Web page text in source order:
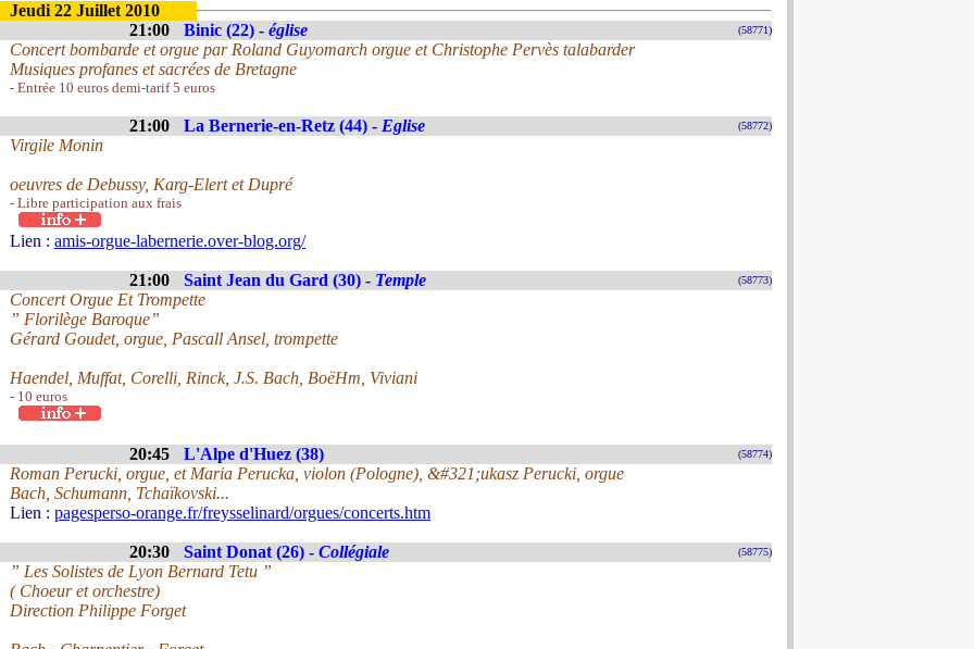
Jeudi 22 Juillet 2010
21:00
Binic (22) - église (58771)
Concert bombarde et orgue par Roland Guyomarch orgue et Christophe Pervès talabarder
Musiques profanes et sacrées de Bretagne
- Entrée 10 euros demi-tarif 5 euros
21:00 La Bernerie-en-Retz (44) - Eglise (58772)
Virgile Monin
oeuvres de Debussy, Karg-Elert et Dupré
- Libre participation aux frais
Lien : amis-orgue-labernerie.over-blog.org/
21:00 Saint Jean du Gard (30) - Temple (58773)
Concert Orgue Et Trompette
” Florilège Baroque”
Gérard Goudet, orgue, Pascall Ansel, trompette
Haendel, Muffat, Corelli, Rinck, J.S. Bach, BoëHm, Viviani
- 10 euros
20:45 L'Alpe d'Huez (38) (58774)
Roman Perucki, orgue, et Maria Perucka, violon (Pologne), &#321;ukasz Perucki, orgue
Bach, Schumann, Tchaïkovski...
Lien : pagesperso-orange.fr/freysselinard/orgues/concerts.htm
20:30 Saint Donat (26) - Collégiale (58775)
” Les Solistes de Lyon Bernard Tetu ”
( Choeur et orchestre)
Direction Philippe Forget